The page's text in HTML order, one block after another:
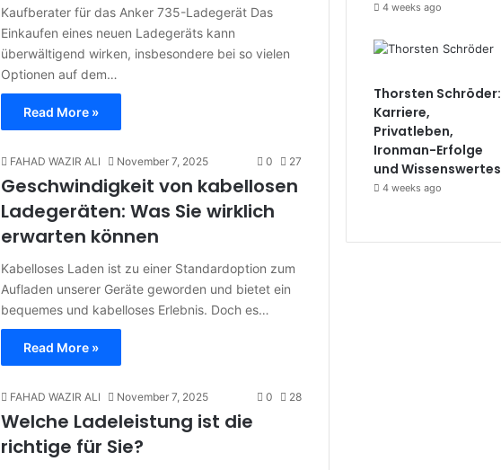
Kaufberater für das Anker 735-Ladegerät Das
Einkaufen eines neuen Ladegeräts kann
überwältigend wirken, insbesondere bei so vielen
Optionen auf dem…
Read More »
FAHAD WAZIR ALI November 7, 2025 0 27
Geschwindigkeit von kabellosen
Ladegeräten: Was Sie wirklich
erwarten können
Kabelloses Laden ist zu einer Standardoption zum
Aufladen unserer Geräte geworden und bietet ein
bequemes und kabelloses Erlebnis. Doch es…
Read More »
FAHAD WAZIR ALI November 7, 2025 0 28
Welche Ladeleistung ist die
richtige für Sie?
4 weeks ago
Thorsten Schröder:
Karriere,
Privatleben,
Ironman-Erfolge
und Wissenswertes
4 weeks ago